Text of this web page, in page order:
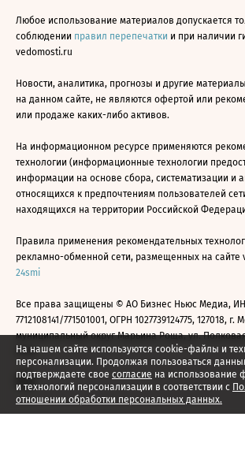
На нашем сайте используются cookie-файлы и
персонализации. Продолжая пользоваться
подтверждаете свое согласие на использование
и технологий персонализации в соответствии с
отношении обработки персональных данных.
Любое использование материалов допускается
соблюдении правил перепечатки и при наличии
vedomosti.ru
Новости, аналитика, прогнозы и другие
на данном сайте, не являются офертой или
или продаже каких-либо активов.
На информационном ресурсе применяются
технологии (информационные технологии
информации на основе сбора, систематизации и
относящихся к предпочтениям пользователей
находящихся на территории Российской
Правила применения рекомендательных
рекламно-обменной сети, размещенных на сайте
24smi
Все права защищены © АО Бизнес Ньюс Медиа,
7712108141/771501001, ОГРН 1027739124775, 127018, г.
муниципальный округ Марьина Роща, ул.
2026